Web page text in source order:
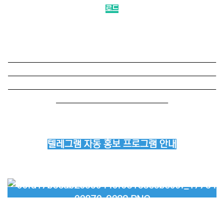
로드
──────────────────────────
──────────────────────────
──────────────────────────
──────────────
텔레그램 자동 홍보 프로그램 안내